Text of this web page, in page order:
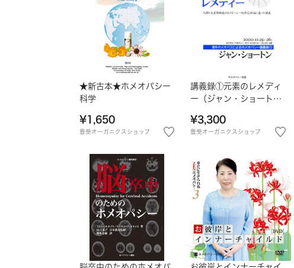
★新古本★ホメオパシー
科学
¥1,650
豊受オーガニクスショップ
講義録①元素のレメディ
ー（ジャン・ショート
¥3,300
豊受オーガニクスショップ